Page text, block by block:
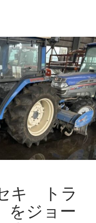
キ トラ
をジョー